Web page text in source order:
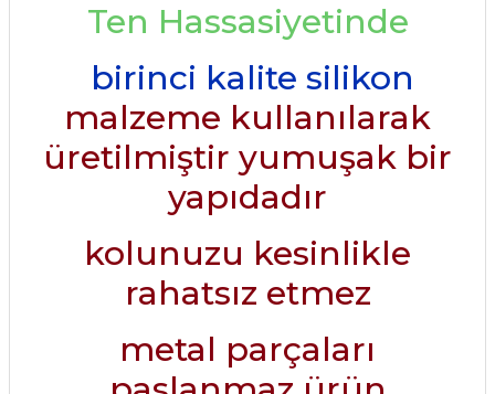
Ten Hassasiyetinde
birinci kalite silikon
malzeme kullanılarak
üretilmiştir yumuşak bir
yapıdadır
kolunuzu kesinlikle
rahatsız etmez
metal parçaları